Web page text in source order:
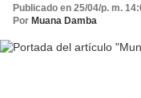
Publicado en 25/04/p. m.
Por Muana Damba